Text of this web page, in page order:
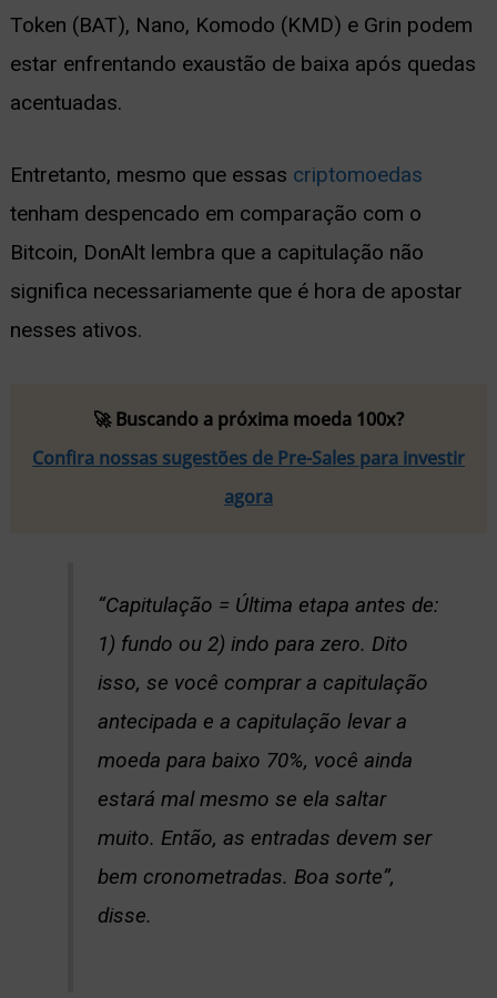
Token (BAT), Nano, Komodo (KMD) e Grin podem
estar enfrentando exaustão de baixa após quedas
acentuadas.
Entretanto, mesmo que essas criptomoedas
tenham despencado em comparação com o
Bitcoin, DonAlt lembra que a capitulação não
significa necessariamente que é hora de apostar
nesses ativos.
🚀 Buscando a próxima moeda 100x?
Confira nossas sugestões de Pre-Sales para investir
agora
“Capitulação = Última etapa antes de:
1) fundo ou 2) indo para zero. Dito
isso, se você comprar a capitulação
antecipada e a capitulação levar a
moeda para baixo 70%, você ainda
estará mal mesmo se ela saltar
muito. Então, as entradas devem ser
bem cronometradas. Boa sorte”,
disse.